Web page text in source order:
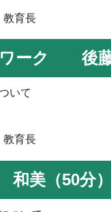
育長
ワーク 後藤
いて
育長
美（50分）